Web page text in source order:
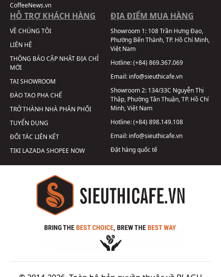
CoffeeNews.vn
HỖ TRỢ KHÁCH HÀNG
VỀ CHÚNG TÔI
LIÊN HỆ
THÔNG BÁO CẬP NHẬT ĐỊA CHỈ
MỚI
TẠI SHOWROOM
ĐÀO TẠO PHA CHẾ
TRỞ THÀNH NHÀ PHÂN PHỐI
TUYỂN DỤNG
ĐỐI TÁC LIÊN KẾT
TIKI LAZADASHOPEE NOW
ĐỊA ĐIỂM MUA HÀNG
Showroom 1: 108 Trần Hưng Đạo,
Phường Bến Thành, TP. Hồ Chí Minh,
Việt Nam
Hotline:(+84) 869.367.069
Email: info@sieuthicafe.vn
Showroom 2: 134/33C Nguyễn Thị
Thập, Phường Tân Thuận, TP. Hồ Chí
Minh, Việt Nam
Hotline:(+84) 898.149.108
Email: info@sieuthicafe.vn
Đặt hàng quốc tế